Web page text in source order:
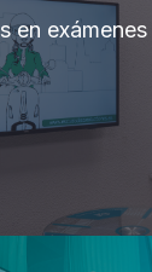
en exámenes